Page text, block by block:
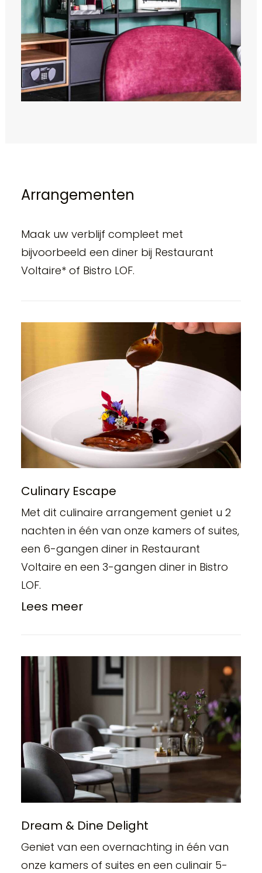
Arrangementen
Maak uw verblijf compleet met
bijvoorbeeld een diner bij Restaurant
Voltaire* of Bistro LOF.
Culinary Escape
Met dit culinaire arrangement geniet u 2
nachten in één van onze kamers of suites,
een 6-gangen diner in Restaurant
Voltaire en een 3-gangen diner in Bistro
LOF.
Lees meer
Dream & Dine Delight
Geniet van een overnachting in één van
onze kamers of suites en een culinair 5-